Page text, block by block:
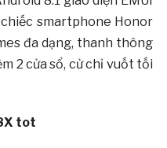
smartphone Honor
đa dạng, thanh thông
2 cửa sổ, cử chỉ vuốt tối